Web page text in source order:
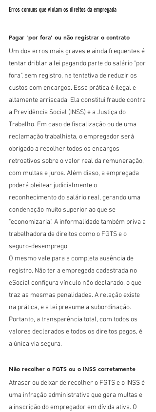
Erros comuns que violam os direitos da empregada
Pagar 'por fora' ou não registrar o contrato
Um dos erros mais graves e ainda frequentes é
tentar driblar a lei pagando parte do salário "por
fora", sem registro, na tentativa de reduzir os
custos com encargos. Essa prática é ilegal e
altamente arriscada. Ela constitui fraude contra
a Previdência Social (INSS) e a Justiça do
Trabalho. Em caso de fiscalização ou de uma
reclamação trabalhista, o empregador será
obrigado a recolher todos os encargos
retroativos sobre o valor real da remuneração,
com multas e juros. Além disso, a empregada
poderá pleitear judicialmente o
reconhecimento do salário real, gerando uma
condenação muito superior ao que se
"economizaria". A informalidade também priva a
trabalhadora de direitos como o FGTS e o
seguro-desemprego.
O mesmo vale para a completa ausência de
registro. Não ter a empregada cadastrada no
eSocial configura vínculo não declarado, o que
traz as mesmas penalidades. A relação existe
na prática, e a lei presume a subordinação.
Portanto, a transparência total, com todos os
valores declarados e todos os direitos pagos, é
a única via segura.
Não recolher o FGTS ou o INSS corretamente
Atrasar ou deixar de recolher o FGTS e o INSS é
uma infração administrativa que gera multas e
a inscrição do empregador em dívida ativa. O